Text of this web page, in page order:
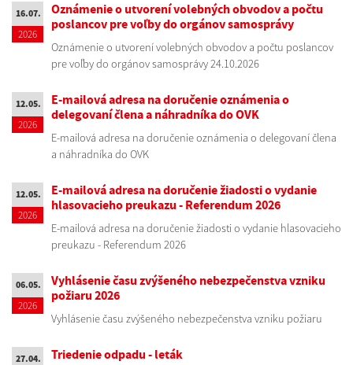
16.07.
2026
Oznámenie o utvorení volebných obvodov a počtu
poslancov pre voľby do orgánov samosprávy
Oznámenie o utvorení volebných obvodov a počtu poslancov
pre voľby do orgánov samosprávy 24.10.2026
12.05.
2026
E-mailová adresa na doručenie oznámenia o
delegovaní člena a náhradníka do OVK
E-mailová adresa na doručenie oznámenia o delegovaní člena
a náhradníka do OVK
12.05.
2026
E-mailová adresa na doručenie žiadosti o vydanie
hlasovacieho preukazu - Referendum 2026
E-mailová adresa na doručenie žiadosti o vydanie hlasovacieho
preukazu - Referendum 2026
06.05.
2026
Vyhlásenie času zvýšeného nebezpečenstva vzniku
požiaru 2026
Vyhlásenie času zvýšeného nebezpečenstva vzniku požiaru
27.04. Triedenie odpadu - leták